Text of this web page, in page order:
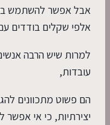
אבל אפשר להשתמש
אלפי שקלים בודדים
למרות שיש הרבה
עובדות,
הם פשוט מתכוונים
יצירתיות, כי אי